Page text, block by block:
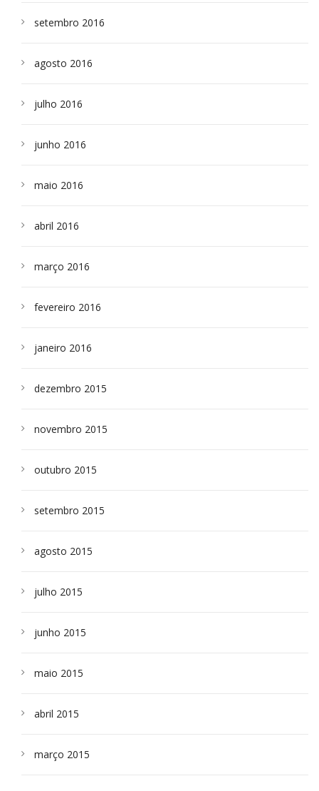
setembro 2016
agosto 2016
julho 2016
junho 2016
maio 2016
abril 2016
março 2016
fevereiro 2016
janeiro 2016
dezembro 2015
novembro 2015
outubro 2015
setembro 2015
agosto 2015
julho 2015
junho 2015
maio 2015
abril 2015
março 2015